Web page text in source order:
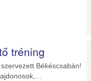
tréning
Békéscsabán!